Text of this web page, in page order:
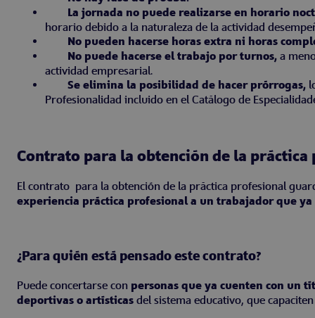
La jornada no puede realizarse en horario
horario debido a la naturaleza de la actividad
No pueden hacerse horas extra ni horas
No puede hacerse el trabajo por turnos, a
actividad empresarial.
Se elimina la posibilidad de hacer prórrogas,
Profesionalidad incluido en el Catálogo de
Contrato para la obtención de la
El contrato para la obtención de la práctica profesional
experiencia práctica profesional a un trabajador que
¿Para quién está pensado este contrato?
Puede concertarse con personas que ya cuenten con un
deportivas o artísticas del sistema educativo, que